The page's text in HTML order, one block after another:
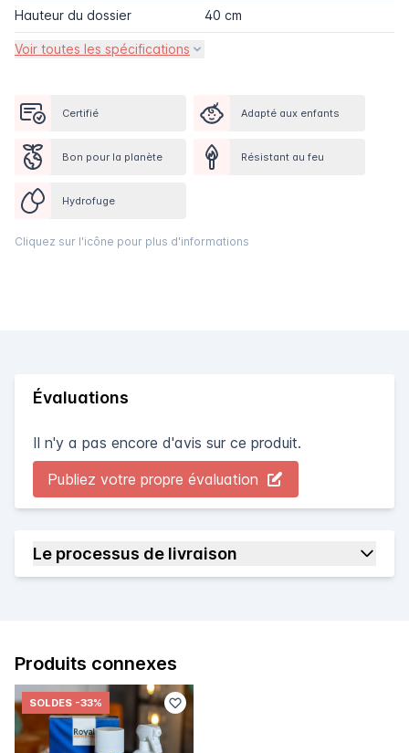
Hauteur du dossier 40 cm
Voir toutes les spécifications
Certifié Adapté aux enfants
Bon pour la planète Résistant au feu
Hydrofuge
Cliquez sur l'icône pour plus d'informations
Évaluations
Il n'y a pas encore d'avis sur ce produit.
Publiez votre propre évaluation
Le processus de livraison
Produits connexes
SOLDES -33%